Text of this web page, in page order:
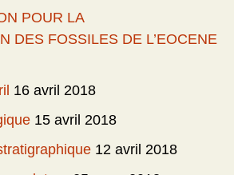
POUR LA
DES FOSSILES DE L’EOCENE
16 avril 2018
15 avril 2018
12 avril 2018